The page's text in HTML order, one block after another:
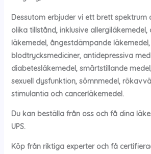
Dessutom erbjuder vi ett brett spektrum
olika tillstånd, inklusive allergiläkemedel,
läkemedel, ångestdämpande
blodtrycksmediciner, antidepressiva
diabetesläkemedel, smärtstillande
sexuell dysfunktion, sömnmedel,
stimulantia och cancerläkemedel.
Du kan beställa från oss och få dina
UPS.
Köp från riktiga experter och få